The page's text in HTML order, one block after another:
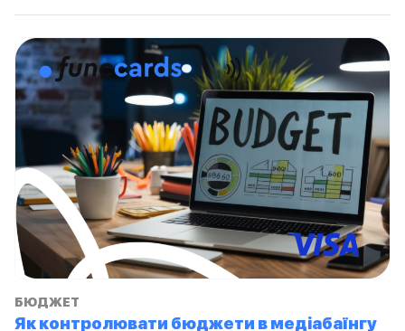
БЮДЖЕТ
Як контролювати бюджети в медіабаїнгу